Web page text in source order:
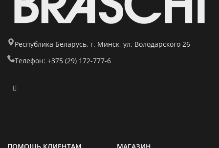
Республика Беларусь, г. Минск, ул. Володарского 26
Телефон: +375 (29) 172-777-6
ПОМОЩЬ КЛИЕНТАМ
МАГАЗИН